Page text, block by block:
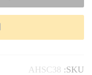
SKU:
AHSC38